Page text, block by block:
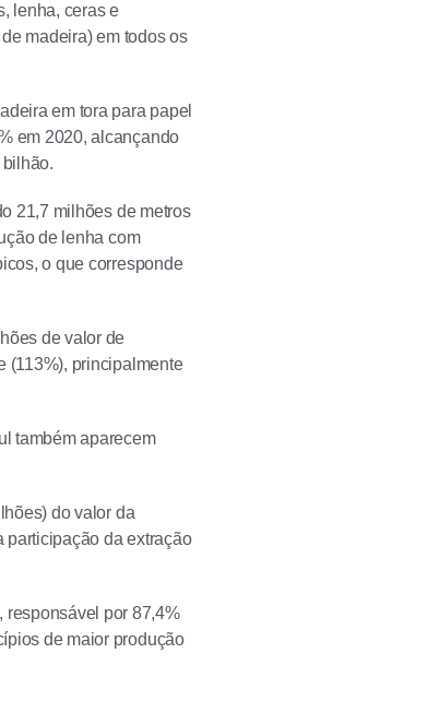
lenha, ceras e
madeira) em todos os
em tora para papel
em 2020, alcançando
21,7 milhões de metros
de lenha com
o que corresponde
de valor de
(113%), principalmente
também aparecem
do valor da
participação da extração
responsável por 87,4%
de maior produção